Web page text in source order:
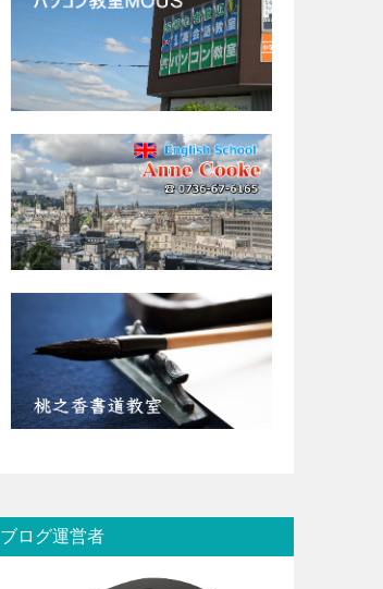
ブログ運営者